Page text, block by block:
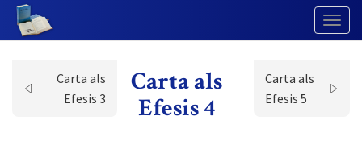
Carta als
Efesis 3
Carta als
Efesis 4
Carta als
Efesis 5